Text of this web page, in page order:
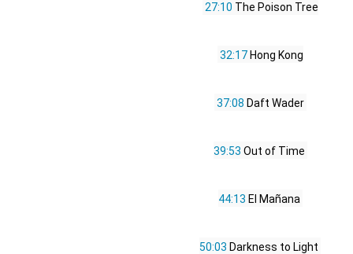
27:10 The Poison Tree
32:17 Hong Kong
37:08 Daft Wader
39:53 Out of Time
44:13 El Mañana
50:03 Darkness to Light